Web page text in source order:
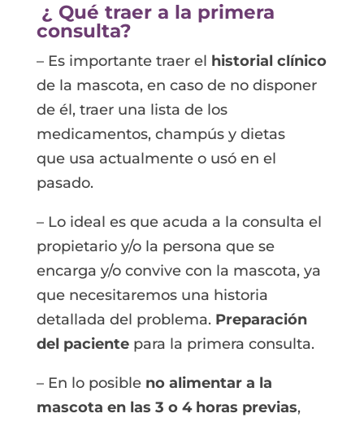
¿ Qué traer a la primera
consulta?
– Es importante traer el historial clínico
de la mascota, en caso de no disponer
de él, traer una lista de los
medicamentos, champús y dietas
queusa actualmente o usó en el
pasado.
– Lo ideal es que acuda a la consulta el
propietario y/o la persona que se
encarga y/o convive con la mascota, ya
que necesitaremos una historia
detallada del problema. Preparación
del paciente para la primera consulta.
– En lo posible no alimentar a la
mascota en las 3 o 4 horas previas,